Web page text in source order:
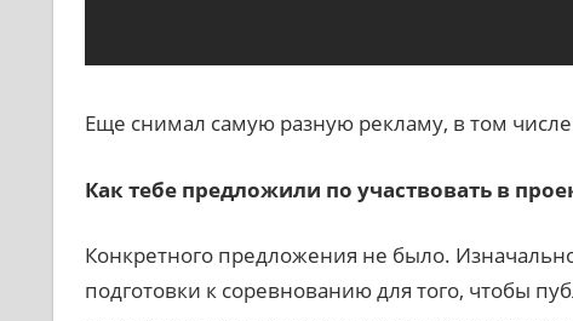
Еще снимал самую разную рекламу, в том
Как тебе предложили по участвовать в
Конкретного предложения не было.
подготовки к соревнованию для того, чтобы